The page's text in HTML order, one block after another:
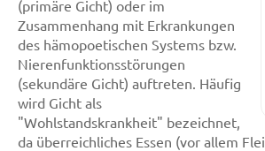
(primäre Gicht) oder im
Zusammenhang mit Erkrankungen
des hämopoetischen Systems bzw.
Nierenfunktionsstörungen
(sekundäre Gicht) auftreten. Häufig
wird Gicht als
"Wohlstandskrankheit" bezeichnet,
da überreichliches Essen (vor allem